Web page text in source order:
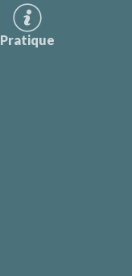
Pratique